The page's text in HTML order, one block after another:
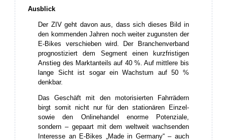
Ausblick
Der ZIV geht davon aus, dass sich dieses Bild in
den kommenden Jahren noch weiter zugunsten der
E-Bikes verschieben wird. Der Branchenverband
prognostiziert dem Segment einen kurzfristigen
Anstieg des Marktanteils auf 40 %. Auf mittlere bis
lange Sicht ist sogar ein Wachstum auf 50 %
denkbar.
Das Geschäft mit den motorisierten Fahrrädern
birgt somit nicht nur für den stationären Einzel-
sowie den Onlinehandel enorme Potenziale,
sondern – gepaart mit dem weltweit wachsenden
Interesse an E-Bikes „Made in Germany“ – auch